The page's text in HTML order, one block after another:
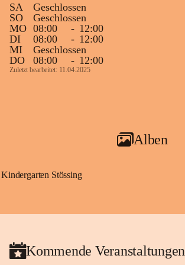
SA
Geschlossen
SO
Geschlossen
MO 08:00 - 12:00
DI
08:00 - 12:00
MI
Geschlossen
DO
08:00 - 12:00
Zuletzt bearbeitet: 11.04.2025
Alben
Kindergarten Stössing
Kommende Veranstaltungen